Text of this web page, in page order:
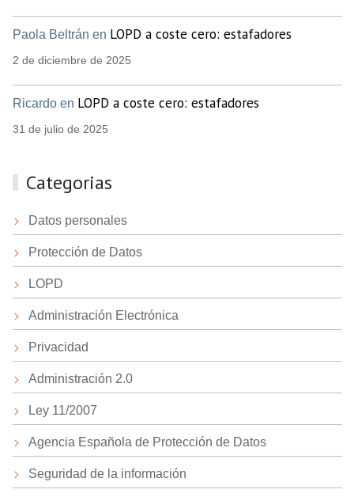
Paola Beltrán en LOPD a coste cero: estafadores
2 de diciembre de 2025
Ricardo en LOPD a coste cero: estafadores
31 de julio de 2025
Categorias
Datos personales
Protección de Datos
LOPD
Administración Electrónica
Privacidad
Administración 2.0
Ley 11/2007
Agencia Española de Protección de Datos
Seguridad de la información